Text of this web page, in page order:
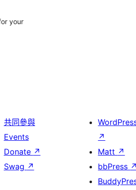
your
共同參與
Events
Donate ↗
Swag ↗
↗
Matt ↗
bbPress ↗